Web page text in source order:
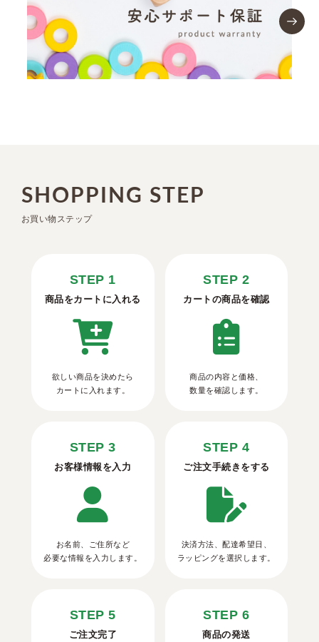
SHOPPING STEP
お買い物ステップ
STEP 1
商品をカートに入れる
欲しい商品を決めたら
カートに入れます。
STEP 2
カートの商品を確認
商品の内容と価格、
数量を確認します。
STEP 3
お客様情報を入力
お名前、ご住所など
必要な情報を入力します。
STEP 4
ご注文手続きをする
決済方法、配達希望日、
ラッピングを選択します。
STEP 5
ご注文完了
STEP 6
商品の発送